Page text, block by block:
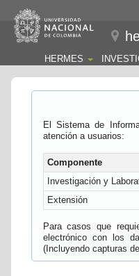
HERMES
El Sistema de
atención a usuarios:
Componente
Investigación y
Extensión
Para casos que
electrónico con los
(Incluyendo capturas